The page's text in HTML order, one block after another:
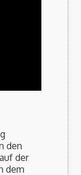
den
der
dem